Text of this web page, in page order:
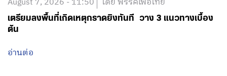
เตรียมลงพื้นที่เกิดเหตุกราดยิงทันที วาง 3 แนวทางเบื้อง
ต้น
อ่านต่อ